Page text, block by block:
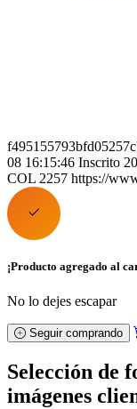
08 16:15:46 Inscrito
COL 2257 https://
¡Producto agregado al
No lo dejes escapar
Seguir comprando
Selección de
imágenes